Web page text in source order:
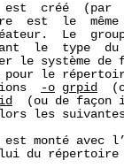
est  créé
est  le  même
Le
le  type
le système de
le
-o grpid
(ou de façon
les
est monté avec
du répertoire